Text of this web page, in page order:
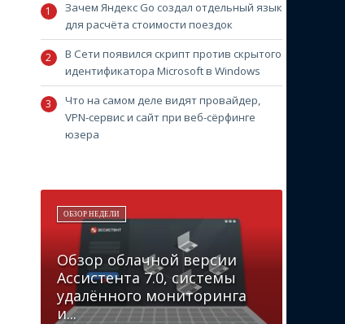
Зачем Яндекс Go создал отдельный язык
для расчёта стоимости поездок
В Сети появился скрипт против скрытого
идентификатора Microsoft в Windows
Что на самом деле видят провайдер,
VPN-сервис и сайт при веб-сёрфинге
юзера
ОБЗОР НЕДЕЛИ
Обзор облачной версии
Ассистента 7.0, системы
удалённого мониторинга
и...